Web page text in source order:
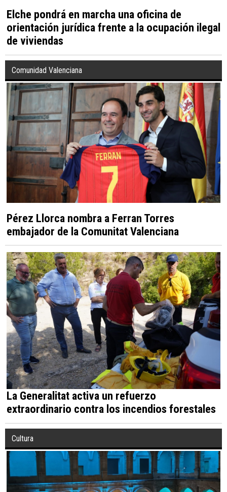
Elche pondrá en marcha una oficina de
orientación jurídica frente a la ocupación ilegal
de viviendas
Comunidad Valenciana
Pérez Llorca nombra a Ferran Torres
embajador de la Comunitat Valenciana
La Generalitat activa un refuerzo
extraordinario contra los incendios forestales
Cultura